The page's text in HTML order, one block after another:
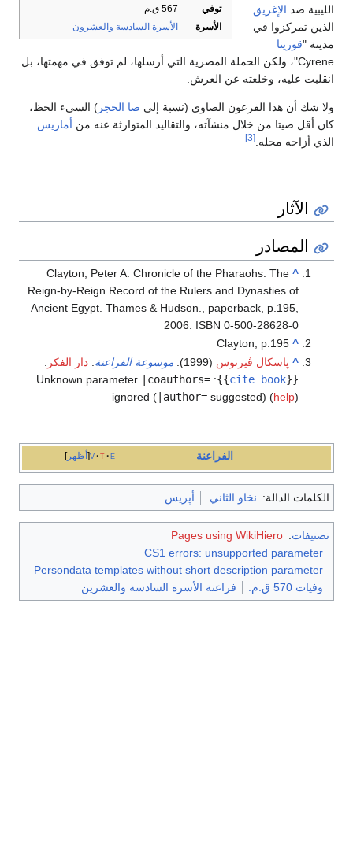
توفي
567 ق.م
الأسرة
الأسرة السادسة والعشرون
الليبية ضد الإغريق
الذين تمركزوا في
مدينة "قورينا
Cyrene"، ولكن الحملة المصرية التي أرسلها، لم توفق في مهمتها، بل
انقلبت عليه، وخلعته عن العرش.
ولا شك أن هذا الفرعون الصاوي (نسبة إلى صا الحجر ) السيء الحظ،
كان أقل صيتا من خلال منشآته، والتقاليد المتوارثة عنه من أمازيس
الذي أزاحه محله. [3]
الآثار
المصادر
^
Clayton, Peter A.Chronicle of the Pharaohs: The
Reign-by-Reign Record of the Rulers and Dynasties of
Ancient Egypt . Thames & Hudson., paperback, p.195,
2006. ISBN 0-500-28628-0
^
Clayton, p.195
^ پاسكال ڤيرنوس (1999). موسوعة الفراعنة دار الفكر
{{
cite book
}}
:
Unknown parameter
|coauthors=
ignored ( |author= suggested) (help)
أظهر v t e الفراعنة
الكلمات الدالة: نخاو الثاني أپريس
تصنيفات:
Pages using WikiHiero
CS1 errors: unsupported parameter
Persondata templates without short description parameter
وفيات 570 ق.م.
فراعنة الأسرة السادسة والعشرين